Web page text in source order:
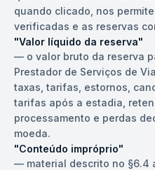
quando clicado, nos
verificadas e as reservas
"Valor líquido da reserva"
— o valor bruto da reserva
Prestador de Serviços de
taxas, tarifas, estornos,
tarifas após a estadia,
processamento e perdas
moeda.
"Conteúdo impróprio"
— material descrito no §6.4